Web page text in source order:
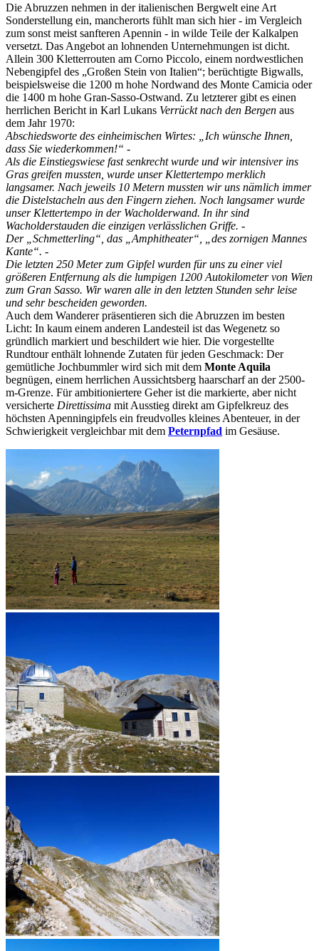
Die Abruzzen nehmen in der italienischen Bergwelt eine Art
Sonderstellung ein, mancherorts fühlt man sich hier - im Vergleich
zum sonst meist sanfteren Apennin - in wilde Teile der Kalkalpen
versetzt. Das Angebot an lohnenden Unternehmungen ist dicht.
Allein 300 Kletterrouten am Corno Piccolo, einem nordwestlichen
Nebengipfel des „Großen Stein von Italien“; berüchtigte Bigwalls,
beispielsweise die 1200 m hohe Nordwand des Monte Camicia oder
die 1400 m hohe Gran-Sasso-Ostwand. Zu letzterer gibt es einen
herrlichen Bericht in Karl Lukans Verrückt nach den Bergen aus
dem Jahr 1970:
Abschiedsworte des einheimischen Wirtes: „Ich wünsche Ihnen,
dass Sie wiederkommen!“ -
Als die Einstiegswiese fast senkrecht wurde und wir intensiver ins
Gras greifen mussten, wurde unser Klettertempo merklich
langsamer. Nach jeweils 10 Metern mussten wir uns nämlich immer
die Distelstacheln aus den Fingern ziehen. Noch langsamer wurde
unser Klettertempo in der Wacholderwand. In ihr sind
Wacholderstauden die einzigen verlässlichen Griffe. -
Der „Schmetterling“, das „Amphitheater“, „des zornigen Mannes
Kante“. -
Die letzten 250 Meter zum Gipfel wurden für uns zu einer viel
größeren Entfernung als die lumpigen 1200 Autokilometer von Wien
zum Gran Sasso. Wir waren alle in den letzten Stunden sehr leise
und sehr bescheiden geworden.
Auch dem Wanderer präsentieren sich die Abruzzen im besten
Licht: In kaum einem anderen Landesteil ist das Wegenetz so
gründlich markiert und beschildert wie hier. Die vorgestellte
Rundtour enthält lohnende Zutaten für jeden Geschmack: Der
gemütliche Jochbummler wird sich mit dem Monte Aquila
begnügen, einem herrlichen Aussichtsberg haarscharf an der 2500-
m-Grenze. Für ambitioniertere Geher ist die markierte, aber nicht
versicherte Direttissima mit Ausstieg direkt am Gipfelkreuz des
höchsten Apenningipfels ein freudvolles kleines Abenteuer, in der
Schwierigkeit vergleichbar mit dem Peternpfad im Gesäuse.